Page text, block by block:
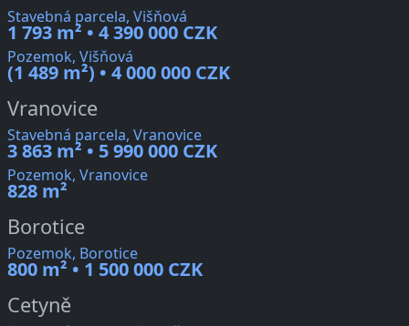
Stavebná parcela, Višňová
1 793 m² • 4 390 000 CZK
Pozemok, Višňová
(1 489 m²) • 4 000 000 CZK
Vranovice
Stavebná parcela, Vranovice
3 863 m² • 5 990 000 CZK
Pozemok, Vranovice
828 m²
Borotice
Pozemok, Borotice
800 m² • 1 500 000 CZK
Cetyně